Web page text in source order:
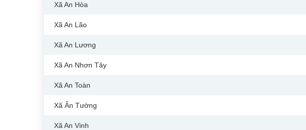
Xã An Hòa
Xã An Lão
Xã An Lương
Xã An Nhơn Tây
Xã An Toàn
Xã Ân Tường
Xã An Vinh